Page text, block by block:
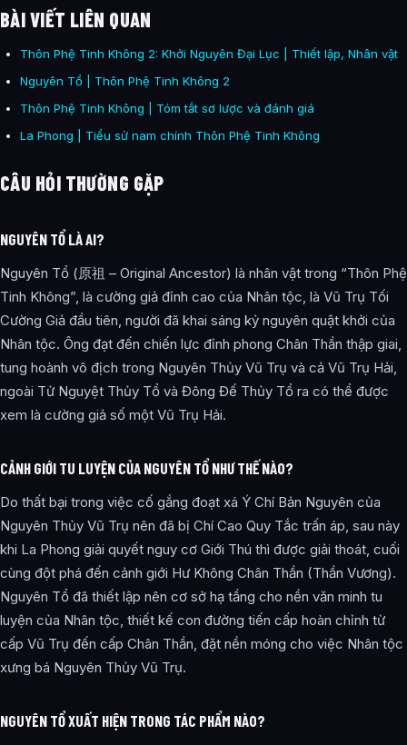
BÀI VIẾT LIÊN QUAN
Thôn Phệ Tinh Không 2: Khởi Nguyên Đại Lục | Thiết lập, Nhân vật
Nguyên Tổ | Thôn Phệ Tinh Không 2
Thôn Phệ Tinh Không | Tóm tắt sơ lược và đánh giá
La Phong | Tiểu sử nam chính Thôn Phệ Tinh Không
CÂU HỎI THƯỜNG GẶP
NGUYÊN TỔ LÀ AI?
Nguyên Tổ (原祖 – Original Ancestor) là nhân vật trong “Thôn Phệ
Tinh Không”, là cường giả đỉnh cao của Nhân tộc, là Vũ Trụ Tối
Cường Giả đầu tiên, người đã khai sáng kỷ nguyên quật khởi của
Nhân tộc. Ông đạt đến chiến lực đỉnh phong Chân Thần thập giai,
tung hoành vô địch trong Nguyên Thủy Vũ Trụ và cả Vũ Trụ Hải,
ngoài Tử Nguyệt Thủy Tổ và Đông Đế Thủy Tổ ra có thể được
xem là cường giả số một Vũ Trụ Hải.
CẢNH GIỚI TU LUYỆN CỦA NGUYÊN TỔ NHƯ THẾ NÀO?
Do thất bại trong việc cố gắng đoạt xá Ý Chí Bản Nguyên của
Nguyên Thủy Vũ Trụ nên đã bị Chí Cao Quy Tắc trấn áp, sau này
khi La Phong giải quyết nguy cơ Giới Thú thì được giải thoát, cuối
cùng đột phá đến cảnh giới Hư Không Chân Thần (Thần Vương).
Nguyên Tổ đã thiết lập nên cơ sở hạ tầng cho nền văn minh tu
luyện của Nhân tộc, thiết kế con đường tiến cấp hoàn chỉnh từ
cấp Vũ Trụ đến cấp Chân Thần, đặt nền móng cho việc Nhân tộc
xưng bá Nguyên Thủy Vũ Trụ.
NGUYÊN TỔ XUẤT HIỆN TRONG TÁC PHẨM NÀO?